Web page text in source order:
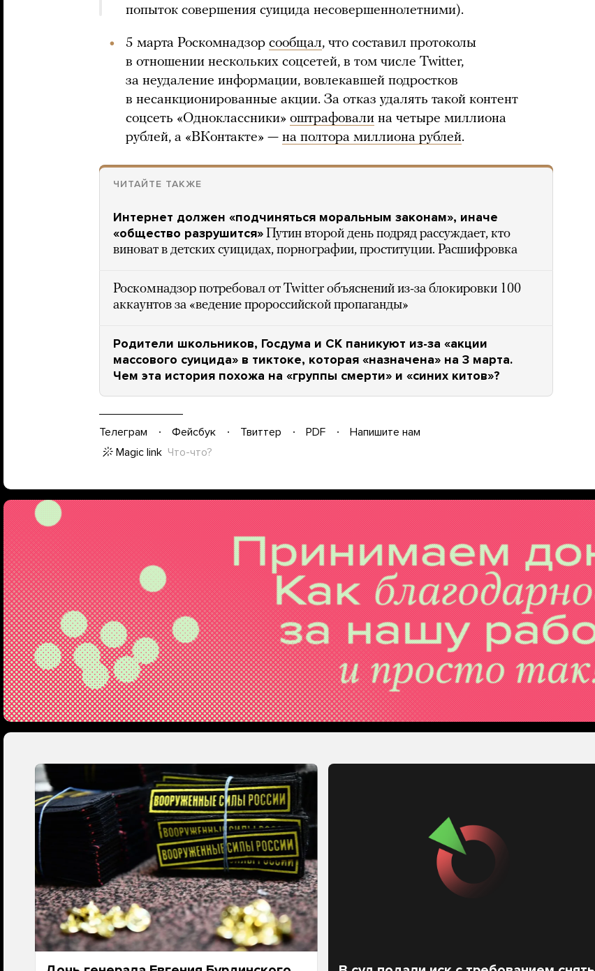
попыток совершения суицида несовершеннолетними).
5 марта Роскомнадзор сообщал, что составил протоколы
в отношении нескольких соцсетей, в том числе Twitter,
за неудаление информации, вовлекавшей подростков
в несанкционированные акции. За отказ удалять такой контент
соцсеть «Одноклассники» оштрафовали на четыре миллиона
рублей, а «ВКонтакте» — на полтора миллиона рублей.
ЧИТАЙТЕ ТАКЖЕ
Интернет должен «подчиняться моральным законам», иначе
«общество разрушится» Путин второй день подряд рассуждает, кто
виноват в детских суицидах, порнографии, проституции. Расшифровка
Роскомнадзор потребовал от Twitter объяснений из-за блокировки 100
аккаунтов за «ведение пророссийской пропаганды»
Родители школьников, Госдума и СК паникуют из-за «акции
массового суицида» в тиктоке, которая «назначена» на 3 марта.
Чем эта история похожа на «группы смерти» и «синих китов»?
Телеграм Фейсбук Твиттер PDF
Напишите нам
Magic link Что-что?